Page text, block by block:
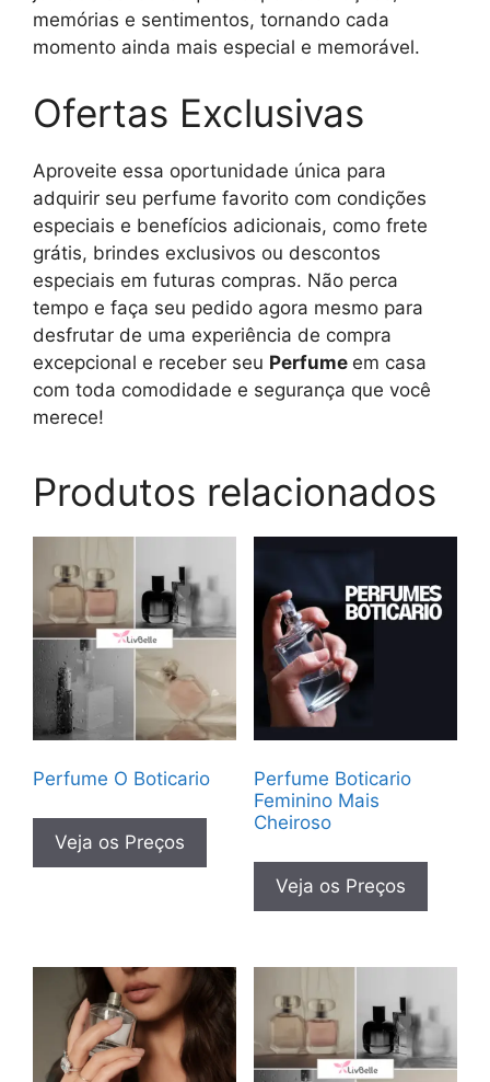
memórias e sentimentos, tornando cada
momento ainda mais especial e memorável.
Ofertas Exclusivas
Aproveite essa oportunidade única para
adquirir seu perfume favorito com condições
especiais e benefícios adicionais, como frete
grátis, brindes exclusivos ou descontos
especiais em futuras compras. Não perca
tempo e faça seu pedido agora mesmo para
desfrutar de uma experiência de compra
excepcional e receber seu Perfume em casa
com toda comodidade e segurança que você
merece!
Produtos relacionados
Perfume O Boticario
Veja os Preços
Perfume Boticario
Feminino Mais
Cheiroso
Veja os Preços